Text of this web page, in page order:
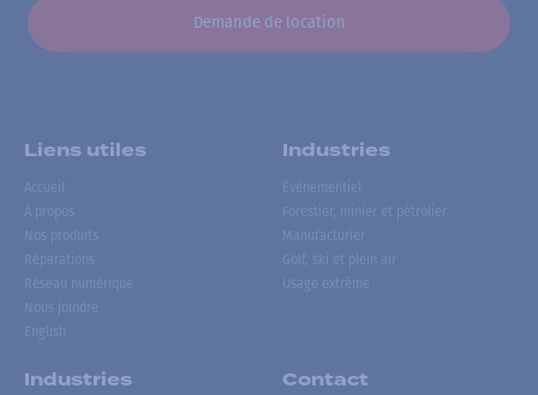
Demande de location
Liens utiles
Accueil
À propos
Nos produits
Réparations
Réseau numérique
Nous joindre
English
Industries
Événementiel
Forestier, minier et pétrolier
Manufacturier
Golf, ski et plein air
Usage extrême
Industries Contact